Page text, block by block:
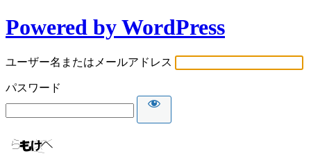
Powered by WordPress
ユーザー名またはメールアドレス
パスワード